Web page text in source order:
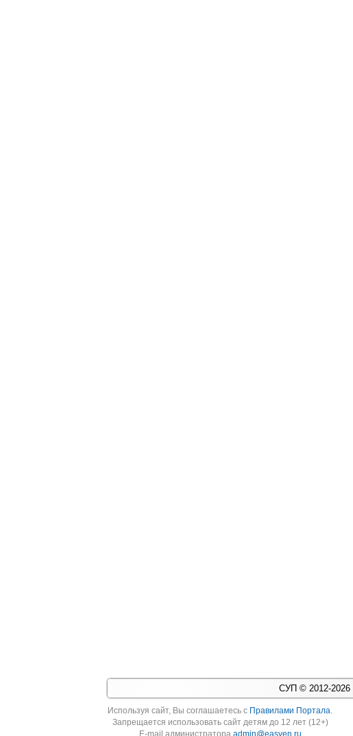
СУП © 2012-2026 |
Используя cайт, Вы соглашаетесь с Правилами Портала.
Запрещается использовать сайт детям до 12 лет (12+)
E-mail администратора admin@easyen.ru